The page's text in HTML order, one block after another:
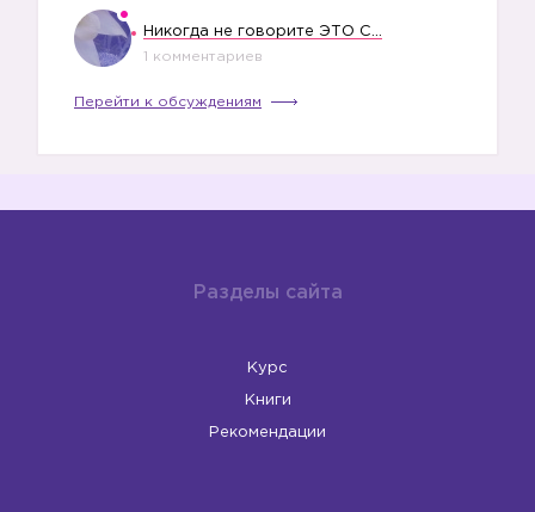
1 комментариев
Перейти к обсуждениям
Разделы сайта
Курс
Книги
Рекомендации